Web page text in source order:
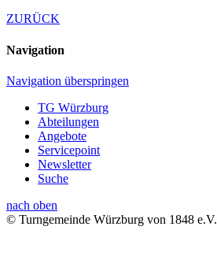
ZURÜCK
Navigation
Navigation überspringen
TG Würzburg
Abteilungen
Angebote
Servicepoint
Newsletter
Suche
nach oben
© Turngemeinde Würzburg von 1848 e.V.